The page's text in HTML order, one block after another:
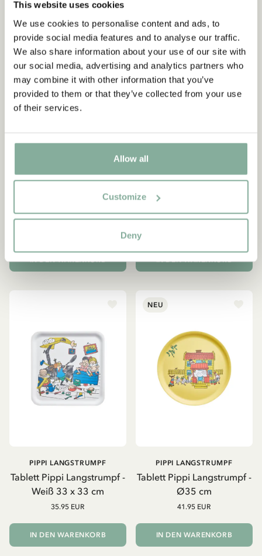
This website uses cookies
We use cookies to personalise content and ads, to
provide social media features and to analyse our traffic.
We also share information about your use of our site with
our social media, advertising and analytics partners who
may combine it with other information that you’ve
provided to them or that they’ve collected from your use
of their services.
Allow all
Customize
Deny
Tablett Pippi Langstrumpf -
Gelb
IN DEN WARENKORB
Tablett Pippi Langstrumpf -
43 x 22 cm
IN DEN WARENKORB
Tablett Pippi Langstrumpf -
Weiß 33 x 33 cm
PIPPI LANGSTRUMPF
35.95 EUR
IN DEN WARENKORB
NEU
Tablett Pippi Langstrumpf -
Ø35 cm
PIPPI LANGSTRUMPF
41.95 EUR
IN DEN WARENKORB